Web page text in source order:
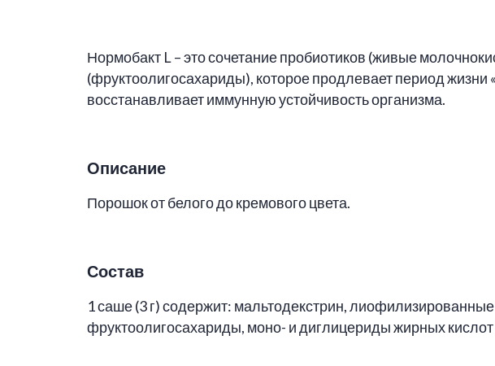
Нормобакт L – это сочетание пробиотиков (живые
(фруктоолигосахариды), которое продлевает период жизни
восстанавливает иммунную устойчивость организма.
Описание
Порошок от белого до кремового цвета.
Состав
1 саше (3 г) содержит: мальтодекстрин,
фруктоолигосахариды, моно- и диглицериды жирных